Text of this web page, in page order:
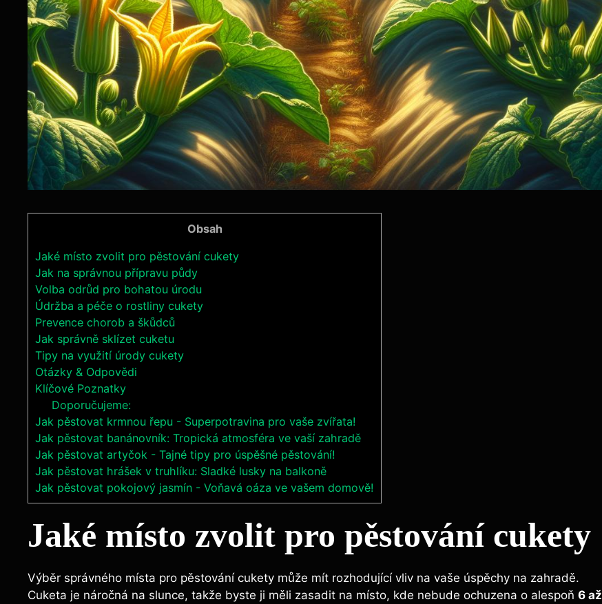
Obsah
Jaké místo zvolit pro pěstování cukety
Jak na správnou přípravu půdy
Volba odrůd pro bohatou úrodu
Údržba a péče o rostliny cukety
Prevence chorob a škůdců
Jak správně sklízet cuketu
Tipy na využití úrody cukety
Otázky & Odpovědi
Klíčové Poznatky
Doporučujeme:
Jak pěstovat krmnou řepu - Superpotravina pro vaše zvířata!
Jak pěstovat banánovník: Tropická atmosféra ve vaší zahradě
Jak pěstovat artyčok - Tajné tipy pro úspěšné pěstování!
Jak pěstovat hrášek v truhlíku: Sladké lusky na balkoně
Jak pěstovat pokojový jasmín - Voňavá oáza ve vašem domově!
Jaké místo zvolit pro pěstování cukety
Výběr správného místa pro pěstování cukety může mít rozhodující vliv na vaše úspěchy na zahradě.
Cuketa je náročná na slunce, takže byste ji měli zasadit na místo, kde nebude ochuzena o alespoň 6 až